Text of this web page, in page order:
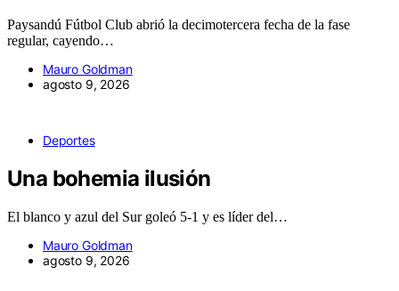
Paysandú Fútbol Club abrió la decimotercera fecha de la fase
regular, cayendo…
Mauro Goldman
agosto 9, 2026
Deportes
Una bohemia ilusión
El blanco y azul del Sur goleó 5-1 y es líder del…
Mauro Goldman
agosto 9, 2026